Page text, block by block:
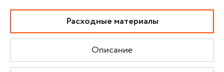
Расходные материалы
Описание